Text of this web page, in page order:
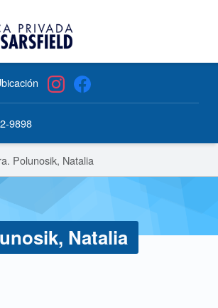
9898
Polunosik, Natalia
Natalia